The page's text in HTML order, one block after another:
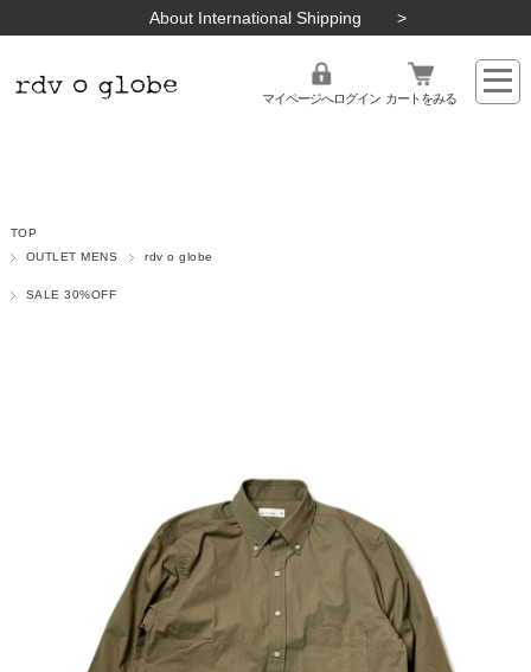
About International Shipping
マイページへログイン カートをみる
TOP
OUTLET MENS
rdv o globe
SALE 30%OFF